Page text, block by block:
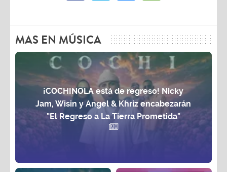
MAS EN MÚSICA
¡COCHINOLA está de regreso! Nicky
Jam, Wisin y Angel & Khriz encabezarán
"El Regreso a La Tierra Prometida"